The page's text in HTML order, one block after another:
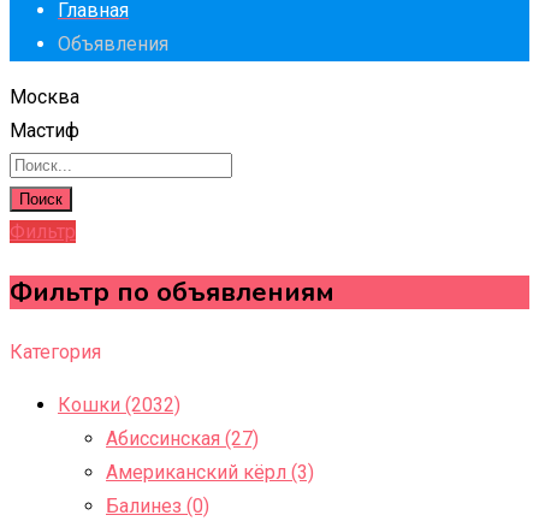
Главная
Объявления
Москва
Мастиф
Поиск
Фильтр
Фильтр по объявлениям
Категория
Кошки (2032)
Абиссинская (27)
Американский кёрл (3)
Балинез (0)